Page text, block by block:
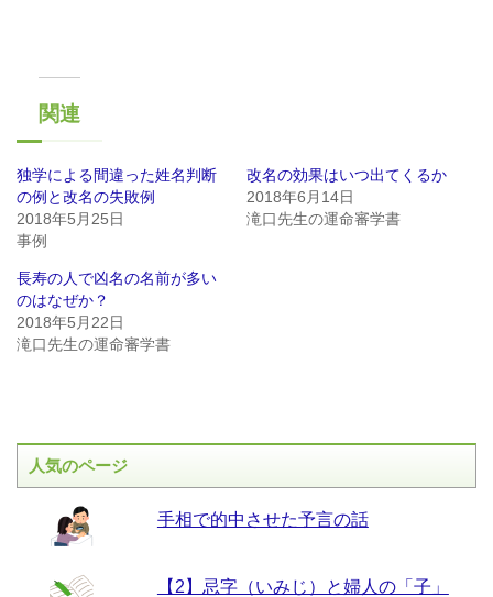
関連
独学による間違った姓名判断
の例と改名の失敗例
2018年5月25日
事例
改名の効果はいつ出てくるか
2018年6月14日
滝口先生の運命審学書
長寿の人で凶名の名前が多い
のはなぜか？
2018年5月22日
滝口先生の運命審学書
人気のページ
手相で的中させた予言の話
【2】忌字（いみじ）と婦人の「子」